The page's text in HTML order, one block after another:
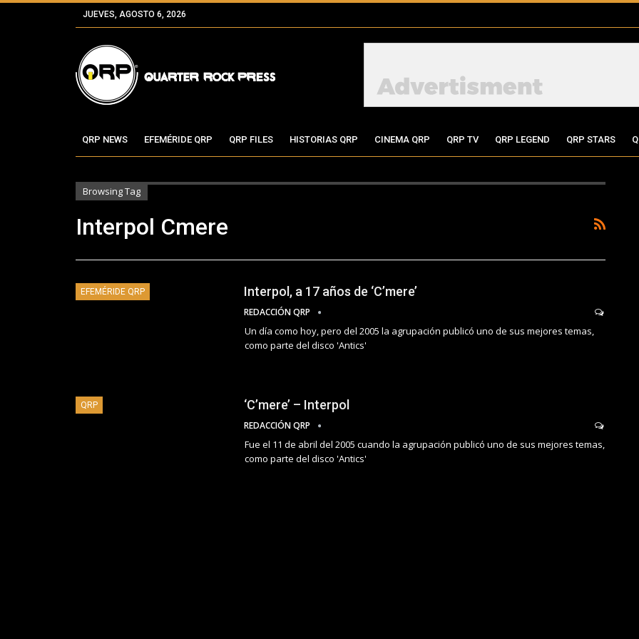
JUEVES, AGOSTO 6, 2026
QRP NEWS EFEMÉRIDE QRP QRP FILES HISTORIAS QRP CINEMA QRP QRP TV QRP LEGEND QRP STARS
Browsing Tag
Interpol Cmere
EFEMÉRIDE QRP Interpol, a 17 años de ‘C’mere’
REDACCIÓN QRP
Un día como hoy, pero del 2005 la agrupación publicó uno de sus mejores temas,
como parte del disco 'Antics'
QRP ‘C’mere’ – Interpol
REDACCIÓN QRP
Fue el 11 de abril del 2005 cuando la agrupación publicó uno de sus mejores temas,
como parte del disco 'Antics'